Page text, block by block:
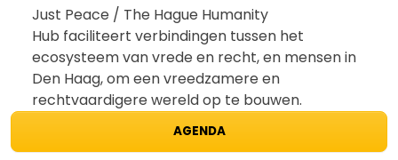
Just Peace / The Hague Humanity
Hub faciliteert verbindingen tussen het
ecosysteem van vrede en recht, en mensen in
Den Haag, om een vreedzamere en
rechtvaardigere wereld op te bouwen.
AGENDA